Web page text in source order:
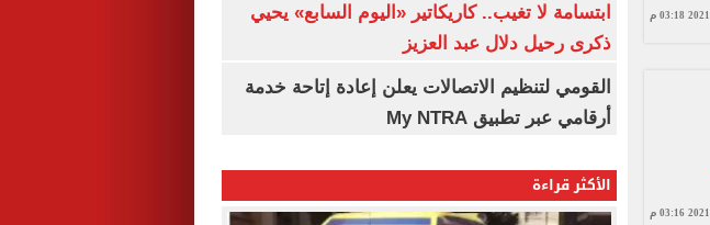
ابتسامة لا تغيب.. كاريكاتير «اليوم السابع» يحيي
ذكرى رحيل دلال عبد العزيز
القومي لتنظيم الاتصالات يعلن إعادة إتاحة خدمة
أرقامي عبر تطبيق My NTRA
الأكثر قراءة